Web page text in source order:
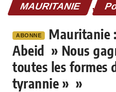
MAURITANIE ,
ABONNE
Mauritanie
Abeid » Nous
toutes les formes
tyrannie » »